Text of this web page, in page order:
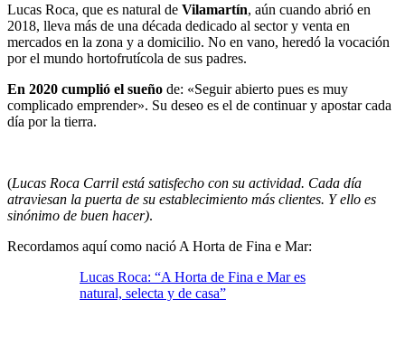
Lucas Roca, que es natural de Vilamartín, aún cuando abrió en
2018, lleva más de una década dedicado al sector y venta en
mercados en la zona y a domicilio. No en vano, heredó la vocación
por el mundo hortofrutícola de sus padres.
En 2020 cumplió el sueño de: «Seguir abierto pues es muy
complicado emprender». Su deseo es el de continuar y apostar cada
día por la tierra.
(Lucas Roca Carril está satisfecho con su actividad. Cada día
atraviesan la puerta de su establecimiento más clientes. Y ello es
sinónimo de buen hacer).
Recordamos aquí como nació A Horta de Fina e Mar:
Lucas Roca: “A Horta de Fina e Mar es
natural, selecta y de casa”